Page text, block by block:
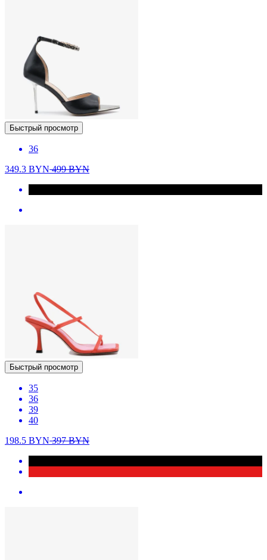
Быстрый просмотр
36
349.3 BYN499BYN
Быстрый просмотр
35
36
39
40
198.5 BYN397BYN